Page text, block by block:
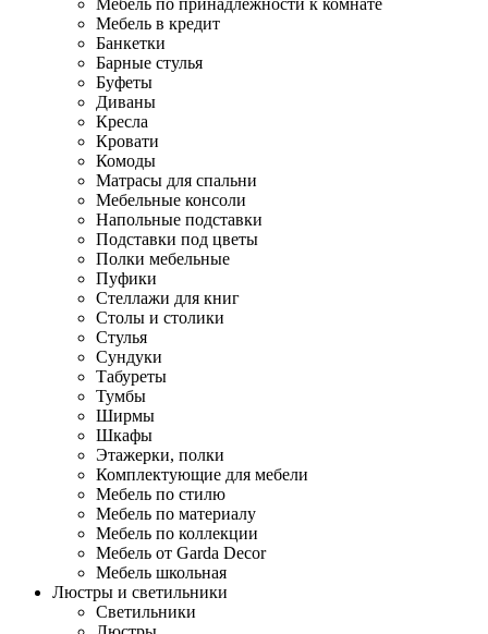
Мебель по принадлежности к комнате
Мебель в кредит
Банкетки
Барные стулья
Буфеты
Диваны
Кресла
Кровати
Комоды
Матрасы для спальни
Мебельные консоли
Напольные подставки
Подставки под цветы
Полки мебельные
Пуфики
Стеллажи для книг
Столы и столики
Стулья
Сундуки
Табуреты
Тумбы
Ширмы
Шкафы
Этажерки, полки
Комплектующие для мебели
Мебель по стилю
Мебель по материалу
Мебель по коллекции
Мебель от Garda Decor
Мебель школьная
Люстры и светильники
Светильники